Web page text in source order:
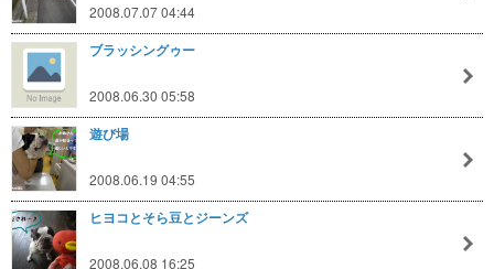
2008.07.07 04:44
ブラッシングゥー
2008.06.30 05:58
遊び場
2008.06.19 04:55
ヒヨコとそら豆とジーンズ
2008.06.08 16:25